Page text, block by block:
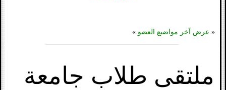
« عرض آخر مواضيع العضو »
ملتقى طلاب جامعة